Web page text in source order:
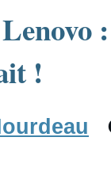
!